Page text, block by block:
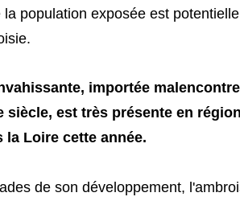
population exposée est
importée
siècle, est très présente en
la Loire cette année.
de son développement,